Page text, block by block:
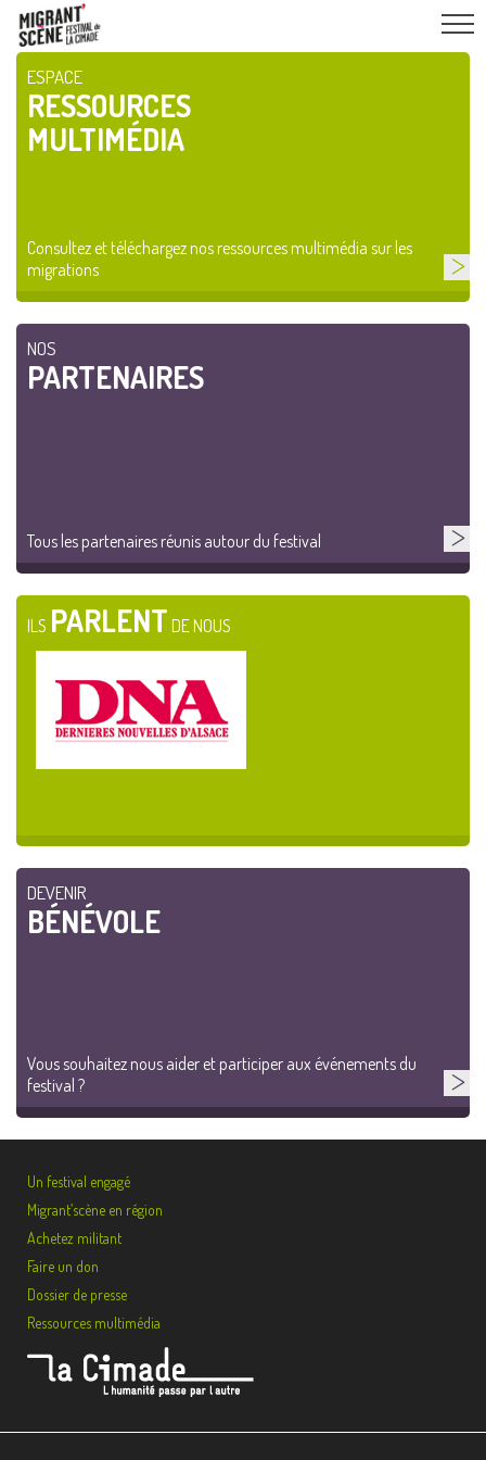
ESPACE
RESSOURCES
MULTIMÉDIA
Consultez et téléchargez nos ressources multimédia sur les
migrations
NOS
PARTENAIRES
Tous les partenaires réunis autour du festival
ILS PARLENT DE NOUS
DEVENIR
BÉNÉVOLE
Vous souhaitez nous aider et participer aux événements du
festival ?
Un festival engagé
Migrant’scène en région
Achetez militant
Faire un don
Dossier de presse
Ressources multimédia